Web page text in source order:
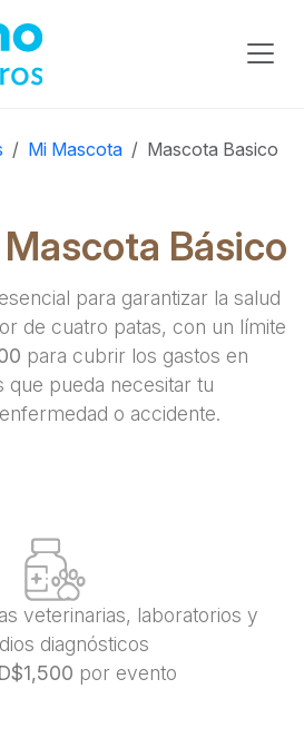
Mi Mascota Mascota Basico
Básico
para garantizar la salud
de cuatro patas, con un límite
para cubrir los gastos en
que pueda necesitar tu
o accidente.
veterinarias, laboratorios y
diagnósticos
por evento​